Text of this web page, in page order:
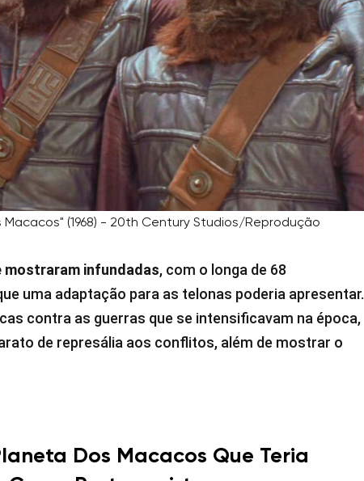
(1968) - 20th Century Studios/Reprodução
mostraram infundadas, com o longa de 68
uma adaptação para as telonas poderia apresentar.
contra as guerras que se intensificavam na época,
de represália aos conflitos, além de mostrar o
Dos Macacos Que Teria